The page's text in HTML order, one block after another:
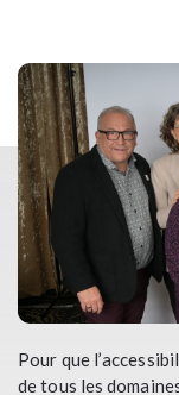
Pour que
de tous les